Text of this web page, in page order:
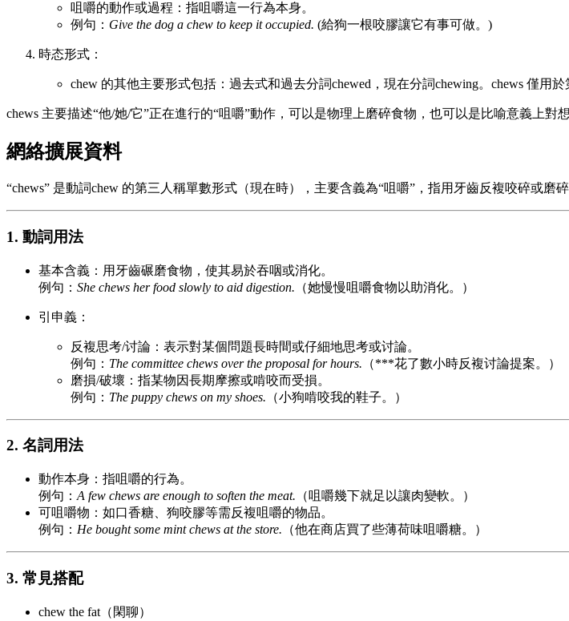
咀嚼的動作或過程：指咀嚼這一行為本身。
例句： Give the dog a chew to keep it occupied. (給狗一根咬膠讓它有事可做。)
時态形式：
chew 的其他主要形式包括：過去式和過去分詞chewed，現在分詞chewing。chews 僅用
chews 主要描述“他/她/它”正在進行的“咀嚼”動作，可以是物理上磨碎食物，也可以是比喻意義上
網絡擴展資料
“chews” 是動詞chew 的第三人稱單數形式（現在時），主要含義為“咀嚼”，指用牙齒反複咬碎或磨
1. 動詞用法
基本含義：用牙齒碾磨食物，使其易於吞咽或消化。
例句： She chews her food slowly to aid digestion. （她慢慢咀嚼食物以助消化。）
引申義：
反複思考/讨論：表示對某個問題長時間或仔細地思考或讨論。
例句： The committee chews over the proposal for hours. （***花了數小時反複讨論提案。）
磨損/破壞：指某物因長期摩擦或啃咬而受損。
例句： The puppy chews on my shoes. （小狗啃咬我的鞋子。）
2. 名詞用法
動作本身：指咀嚼的行為。
例句： A few chews are enough to soften the meat. （咀嚼幾下就足以讓肉變軟。）
可咀嚼物：如口香糖、狗咬膠等需反複咀嚼的物品。
例句： He bought some mint chews at the store. （他在商店買了些薄荷味咀嚼糖。）
3. 常見搭配
chew the fat（閑聊）